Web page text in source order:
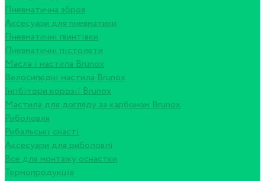
Пневматична зброя
Аксесуари для пневматики
Пневматичні гвинтівки
Пневматичні пістолети
Масла і мастила Brunox
Велосипедні мастила Brunox
Інгібітори корозії Brunox
Мастила для догляду за карбоном Brunox
Риболовля
Рибальські снасті
Аксесуари для риболовлі
Все для монтажу оснастки
Термопродукція